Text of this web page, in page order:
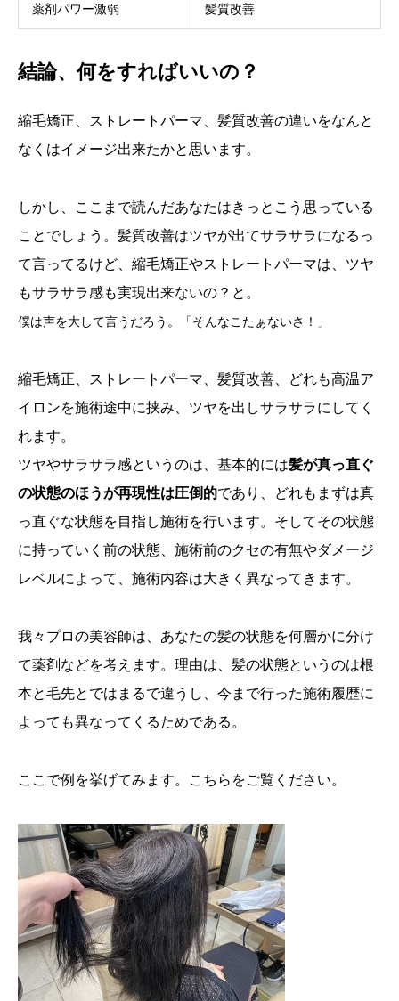
薬剤パワー激弱 髪質改善
結論、何をすればいいの？
縮毛矯正、ストレートパーマ、髪質改善の違いをなんと
なくはイメージ出来たかと思います。
しかし、ここまで読んだあなたはきっとこう思っている
ことでしょう。髪質改善はツヤが出てサラサラになるっ
て言ってるけど、縮毛矯正やストレートパーマは、ツヤ
もサラサラ感も実現出来ないの？と。
僕は声を大して言うだろう。「そんなこたぁないさ！」
縮毛矯正、ストレートパーマ、髪質改善、どれも高温ア
イロンを施術途中に挟み、ツヤを出しサラサラにしてく
れます。
ツヤやサラサラ感というのは、基本的には髪が真っ直ぐ
の状態のほうが再現性は圧倒的であり、どれもまずは真
っ直ぐな状態を目指し施術を行います。そしてその状態
に持っていく前の状態、施術前のクセの有無やダメージ
レベルによって、施術内容は大きく異なってきます。
我々プロの美容師は、あなたの髪の状態を何層かに分け
て薬剤などを考えます。理由は、髪の状態というのは根
本と毛先とではまるで違うし、今まで行った施術履歴に
よっても異なってくるためである。
ここで例を挙げてみます。こちらをご覧ください。